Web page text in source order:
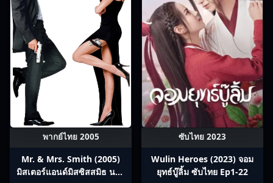
พากย์ไทย 2005
Mr. & Mrs. Smith (2005)
มิสเตอร์แอนด์มิสซิสสมิธ นาย
ซับไทย 2023
Wulin Heroes (2023) จอม
ยุทธ์บู๊ลิ้ม ซับไทย Ep1-22